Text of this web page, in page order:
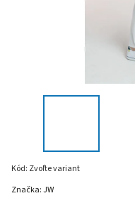
Kód: Zvoľte variant
Značka:JW